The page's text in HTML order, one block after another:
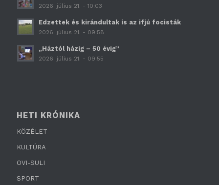
2026. július 21. - 10:03
Edzettek és kirándultak is az ifjú focisták
2026. július 21. - 09:58
„Háztól házig – 50 évig”
2026. július 21. - 09:55
HETI KRÓNIKA
KÖZÉLET
KULTÚRA
OVI-SULI
SPORT